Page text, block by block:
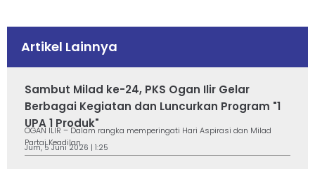
Artikel Lainnya
Sambut Milad ke-24, PKS Ogan Ilir Gelar
Berbagai Kegiatan dan Luncurkan Program "1
UPA 1 Produk"
OGAN ILIR – Dalam rangka memperingati Hari Aspirasi dan Milad
Partai Keadilan...
Jum, 5 Juni 2026 | 1:25